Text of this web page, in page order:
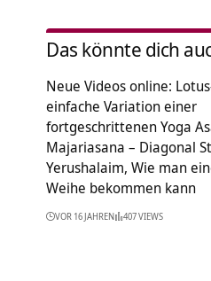
Das könnte dich
Neue Videos online:
einfache Variation einer
fortgeschrittenen Yoga
Majariasana – Diagonal
Yerushalaim, Wie man
Weihe bekommen kann
VOR 16 JAHREN 407 VIEWS